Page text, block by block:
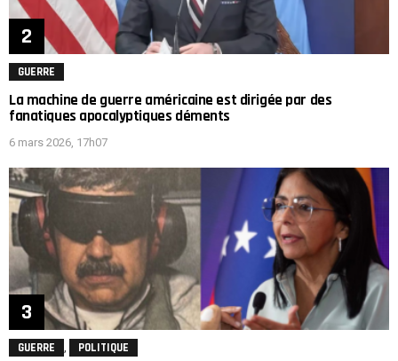
GUERRE
La machine de guerre américaine est dirigée par des
fanatiques apocalyptiques déments
6 mars 2026, 17h07
GUERRE POLITIQUE